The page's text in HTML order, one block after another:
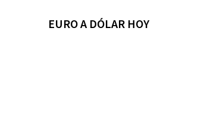
EURO A DÓLAR HOY